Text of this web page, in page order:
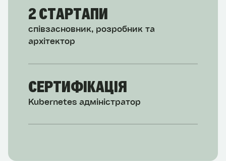
2 СТАРТАПИ
співзасновник, розробник та
архітектор
СЕРТИФІКАЦІЯ
Kubernetes адміністратор